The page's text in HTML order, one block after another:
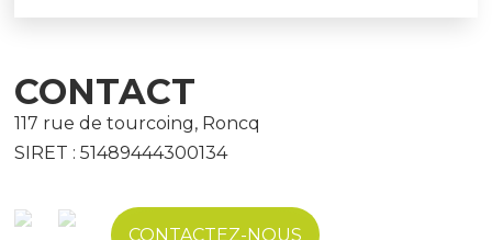
CONTACT
117 rue de tourcoing, Roncq
SIRET : 51489444300134
CONTACTEZ-NOUS